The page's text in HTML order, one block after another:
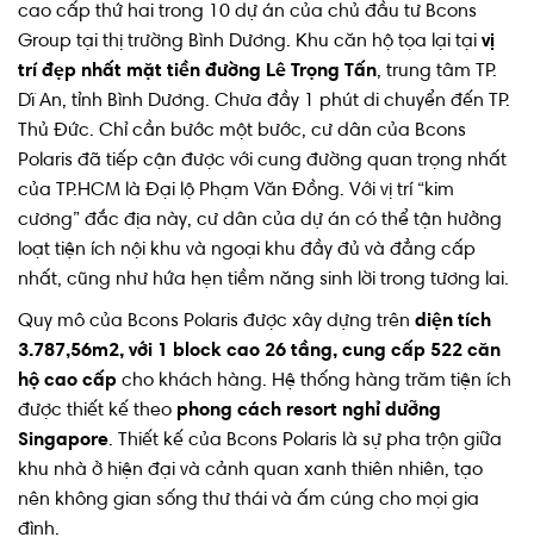
cao cấp thứ hai trong 10 dự án của chủ đầu tư Bcons
Group tại thị trường Bình Dương. Khu căn hộ tọa lại tại vị
trí đẹp nhất mặt tiền đường Lê Trọng Tấn, trung tâm TP.
Dĩ An, tỉnh Bình Dương. Chưa đầy 1 phút di chuyển đến TP.
Thủ Đức. Chỉ cần bước một bước, cư dân của Bcons
Polaris đã tiếp cận được với cung đường quan trọng nhất
của TP.HCM là Đại lộ Phạm Văn Đồng. Với vị trí “kim
cương” đắc địa này, cư dân của dự án có thể tận hưởng
loạt tiện ích nội khu và ngoại khu đầy đủ và đẳng cấp
nhất, cũng như hứa hẹn tiềm năng sinh lời trong tương lai.
Quy mô của Bcons Polaris được xây dựng trên diện tích
3.787,56m2, với 1 block cao 26 tầng, cung cấp 522 căn
hộ cao cấp cho khách hàng. Hệ thống hàng trăm tiện ích
được thiết kế theo phong cách resort nghỉ dưỡng
Singapore. Thiết kế của Bcons Polaris là sự pha trộn giữa
khu nhà ở hiện đại và cảnh quan xanh thiên nhiên, tạo
nên không gian sống thư thái và ấm cúng cho mọi gia
đình.